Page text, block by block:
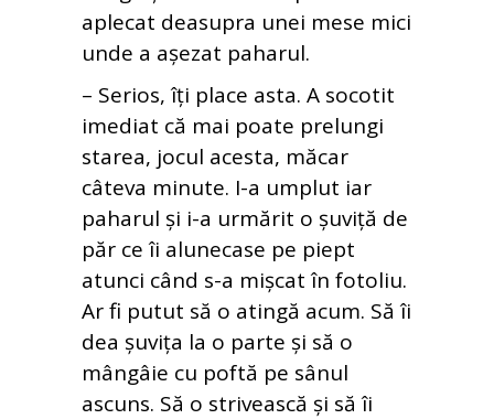
aplecat deasupra unei mese mici
unde a așezat paharul.
– Serios, îți place asta. A socotit
imediat că mai poate prelungi
starea, jocul acesta, măcar
câteva minute. I-a umplut iar
paharul și i-a urmărit o șuviță de
păr ce îi alunecase pe piept
atunci când s-a mișcat în fotoliu.
Ar fi putut să o atingă acum. Să îi
dea șuvița la o parte și să o
mângâie cu poftă pe sânul
ascuns. Să o strivească și să îi